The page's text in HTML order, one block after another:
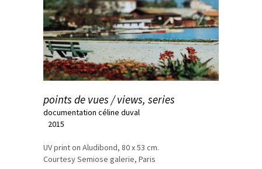
points de vues / views, series
documentation céline duval
2015
UV print on Aludibond, 80 x 53 cm.
Courtesy Semiose galerie, Paris